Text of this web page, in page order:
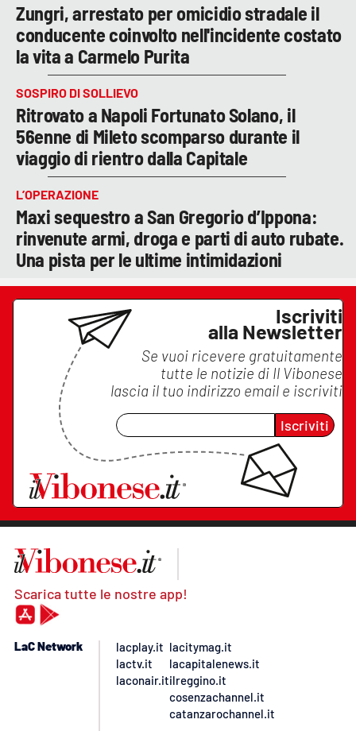
Zungri, arrestato per omicidio stradale il
conducente coinvolto nell'incidente costato
la vita a Carmelo Purita
SOSPIRO DI SOLLIEVO
Ritrovato a Napoli Fortunato Solano, il
56enne di Mileto scomparso durante il
viaggio di rientro dalla Capitale
L’OPERAZIONE
Maxi sequestro a San Gregorio d’Ippona:
rinvenute armi, droga e parti di auto rubate.
Una pista per le ultime intimidazioni
Iscriviti
alla Newsletter
Se vuoi ricevere gratuitamente
tutte le notizie di Il Vibonese
lascia il tuo indirizzo email e iscriviti
Iscriviti
Scarica tutte le nostre app!
LaC Network
lacplay.it
lactv.it
laconair.it
lacitymag.it
lacapitalenews.it
ilreggino.it
cosenzachannel.it
catanzarochannel.it